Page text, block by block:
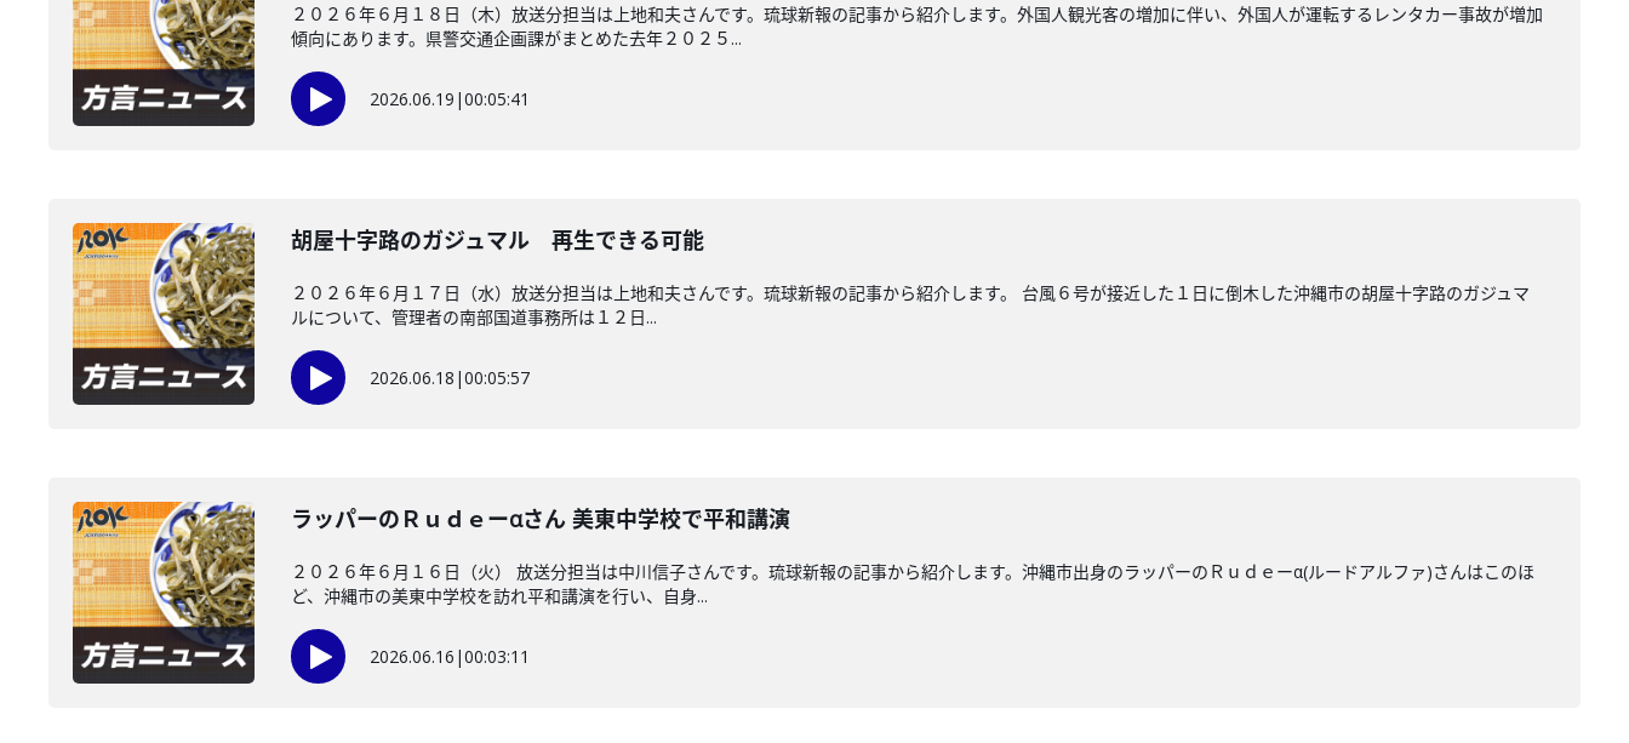
２０２６年６月１８日（木）放送分担当は上地和夫さんです。琉球新報の記事から紹介します。外国人観光客の増加に伴い、外国人が運転するレンタカー事故が増加
傾向にあります。県警交通企画課がまとめた去年２０２５...
2026.06.19 |00:05:41
胡屋十字路のガジュマル 再生できる可能
２０２６年６月１７日（水）放送分担当は上地和夫さんです。琉球新報の記事から紹介します。 台風６号が接近した１日に倒木した沖縄市の胡屋十字路のガジュマ
ルについて、管理者の南部国道事務所は１２日...
2026.06.18 |00:05:57
ラッパーのＲｕｄｅーαさん 美東中学校で平和講演
２０２６年６月１６日（火） 放送分担当は中川信子さんです。琉球新報の記事から紹介します。沖縄市出身のラッパーのＲｕｄｅーα(ルードアルファ)さんはこのほ
ど、沖縄市の美東中学校を訪れ平和講演を行い、自身...
2026.06.16 |00:03:11